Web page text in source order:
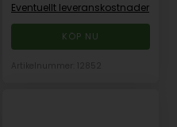
Eventuellt leveranskostnader